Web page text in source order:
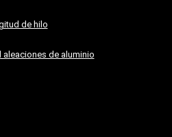
de hilo
de aluminio